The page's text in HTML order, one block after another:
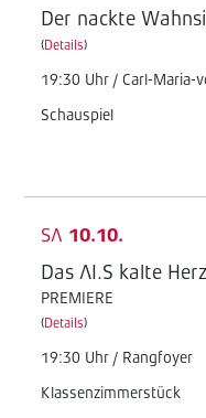
Der nackte
(Details)
19:30 Uhr / Carl-Maria-
Schauspiel
SA 10.10.
Das AI.S kalte Herz
PREMIERE
(Details)
19:30 Uhr / Rangfoyer
Klassenzimmerstück